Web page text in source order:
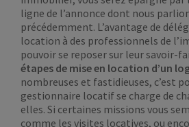
ligne de l’annonce dont nous
précédemment. L’avantage de
location à des professionnels de
pouvoir se reposer sur leur savoir-
étapes de mise en location d’un
nombreuses et fastidieuses, c’est
gestionnaire locatif se charge de
elles. Si certaines missions vous
comme les visites locatives, ou